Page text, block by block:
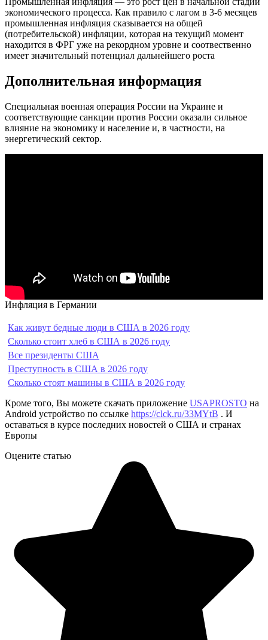
экономического процесса. Как правило с лагом в 3-6 месяцев
промышленная инфляция сказывается на общей
(потребительской) инфляции, которая на текущий момент
находится в ФРГ уже на рекордном уровне и соотвественно
имеет значительный потенциал дальнейшего роста
Дополнительная информация
Специальная военная операция России на Украине и
соответствующие санкции против России оказали сильное
влияние на экономику и население и, в частности, на
энергетический сектор.
Инфляция в Германии
Как живут бедные люди в США в 2026 году
Сколько стоит хлеб в США в 2026 году
Все президенты США
Преступность в США в 2026 году
Сколько стоят машины в США в 2026 году
Кроме того, Вы можете скачать приложение USAPROSTO на
Android устройство по ссылке https://clck.ru/33MYtB . И
оставаться в курсе последних новостей о США и странах
Европы
Оцените статью